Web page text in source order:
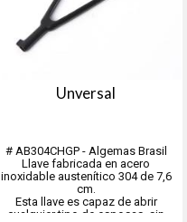
Unversal
# AB304CHGP - Algemas Brasil
Llave fabricada en acero
inoxidable austenítico 304 de 7,6
cm.
Esta llave es capaz de abrir
cualquier tipo de esposas, sin